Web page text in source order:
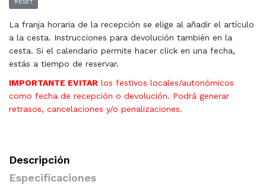
RESET
La franja horaria de la recepción se elige al añadir el artículo
a la cesta. Instrucciones para devolución también en la
cesta. Si el calendario permite hacer click en una fecha,
estás a tiempo de reservar.
IMPORTANTE EVITAR los festivos locales/autonómicos
como fecha de recepción o devolución. Podrá generar
retrasos, cancelaciones y/o penalizaciones.
Descripción
Especificaciones